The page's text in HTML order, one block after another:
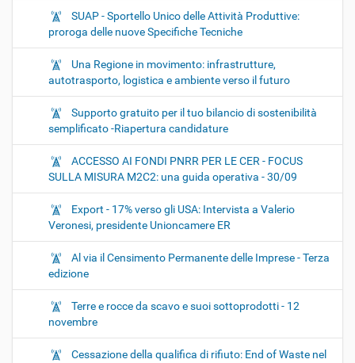
SUAP - Sportello Unico delle Attività Produttive:
proroga delle nuove Specifiche Tecniche
Una Regione in movimento: infrastrutture,
autotrasporto, logistica e ambiente verso il futuro
Supporto gratuito per il tuo bilancio di sostenibilità
semplificato -Riapertura candidature
ACCESSO AI FONDI PNRR PER LE CER - FOCUS
SULLA MISURA M2C2: una guida operativa - 30/09
Export - 17% verso gli USA: Intervista a Valerio
Veronesi, presidente Unioncamere ER
Al via il Censimento Permanente delle Imprese - Terza
edizione
Terre e rocce da scavo e suoi sottoprodotti - 12
novembre
Cessazione della qualifica di rifiuto: End of Waste nel